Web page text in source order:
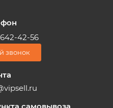
42-56
звонок